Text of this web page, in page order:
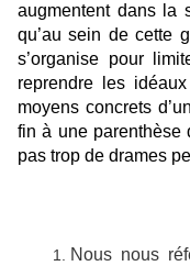
augmentent dans la
qu’au sein de cette
s’organise pour
reprendre les
moyens concrets
fin à une parenthèse
pas trop de drames
Nous nous